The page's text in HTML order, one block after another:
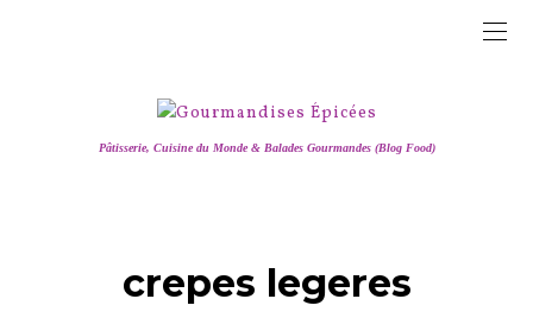
Pâtisserie, Cuisine du Monde & Balades Gourmandes (Blog Food)
crepes legeres